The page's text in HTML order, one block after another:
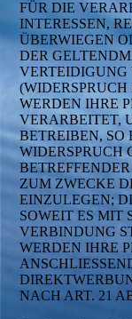
FÜR DIE
INTERESSEN,
ÜBERWIEGEN
DER
VERTEIDIGUNG
WERDEN IHRE
VERARBEITET,
BETREIBEN, SO
WIDERSPRUCH
ZUM ZWECKE
EINZULEGEN;
SOWEIT ES MIT
VERBINDUNG
WERDEN IHRE
NACH ART. 21